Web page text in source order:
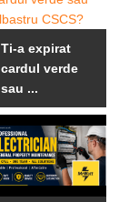
Ti-a expirat
cardul verde
sau ...